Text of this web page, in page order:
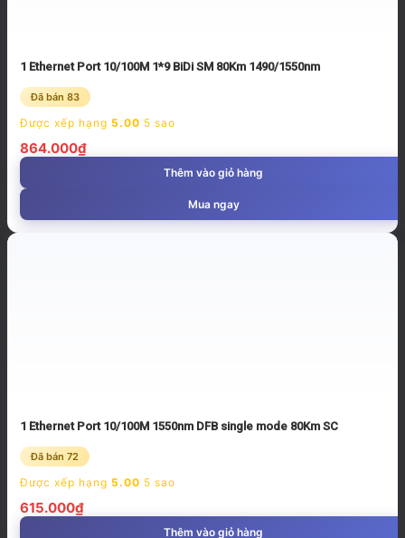
1 Ethernet Port 10/100M 1*9 BiDi SM 80Km 1490/1550nm
Đã bán 83
Được xếp hạng 5.00 5 sao
864.000₫
Thêm vào giỏ hàng
Mua ngay
1 Ethernet Port 10/100M 1550nm DFB single mode 80Km SC
Đã bán 72
Được xếp hạng 5.00 5 sao
615.000₫
Thêm vào giỏ hàng